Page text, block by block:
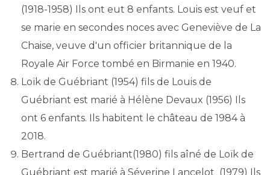
(1918-1958) Ils ont eut 8 enfants. Louis est veuf et
se marie en secondes noces avec Geneviève de La
Chaise, veuve d'un officier britannique de la
Royale Air Force tombé en Birmanie en 1940.
Loïk de Guébriant (1954) fils de Louis de
Guébriant est marié à Hélène Devaux (1956) Ils
ont 6 enfants. Ils habitent le château de 1984 à
2018.
Bertrand de Guébriant(1980) fils aîné de Loïk de
Guébriant est marié à Séverine Lancelot (1979) Ils